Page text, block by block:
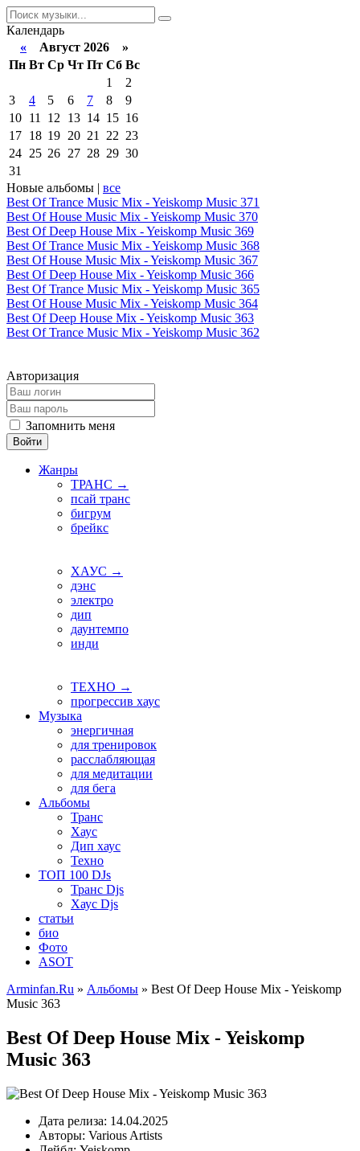
Календарь
« Август 2026 »
Пн Вт Ср Чт Пт Сб Вс
1
2
3
4 5 6 7 8
9
10 11 12 13 14 15 16
17 18 19 20 21 22 23
24 25 26 27 28 29 30
31
Новые альбомы | все
Best Of Trance Music Mix - Yeiskomp Music 371
Best Of House Music Mix - Yeiskomp Music 370
Best Of Deep House Mix - Yeiskomp Music 369
Best Of Trance Music Mix - Yeiskomp Music 368
Best Of House Music Mix - Yeiskomp Music 367
Best Of Deep House Mix - Yeiskomp Music 366
Best Of Trance Music Mix - Yeiskomp Music 365
Best Of House Music Mix - Yeiskomp Music 364
Best Of Deep House Mix - Yeiskomp Music 363
Best Of Trance Music Mix - Yeiskomp Music 362
Авторизация
Запомнить меня
Войти
Жанры
ТРАНС →
псай транс
бигрум
брейкс
ХАУС →
дэнс
электро
дип
даунтемпо
инди
ТЕХНО →
прогрессив хаус
Музыка
энергичная
для тренировок
расслабляющая
для медитации
для бега
Альбомы
Транс
Хаус
Дип хаус
Техно
ТОП 100 DJs
Транс Djs
Хаус Djs
статьи
био
Фото
ASOT
Arminfan.Ru » Альбомы » Best Of Deep House Mix - Yeiskomp
Music 363
Best Of Deep House Mix - Yeiskomp
Music 363
Дата релиза: 14.04.2025
Авторы: Various Artists